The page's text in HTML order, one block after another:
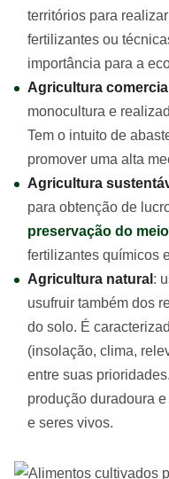
territórios para
fertilizantes ou
importância para a
Agricultura comercial
monocultura e
Tem o intuito de
promover uma alta
Agricultura
para obtenção de
preservação do
fertilizantes químicos
Agricultura natural :
usufruir também dos
do solo. É
(insolação, clima,
entre suas
produção duradoura
e seres vivos.